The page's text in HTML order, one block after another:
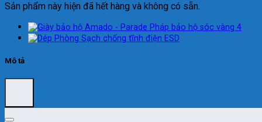
Sản phẩm này hiện đã hết hàng và không có sẵn.
Mô tả